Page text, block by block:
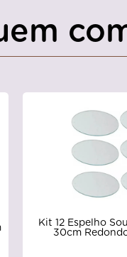
Kit 12 Espelho
30cm